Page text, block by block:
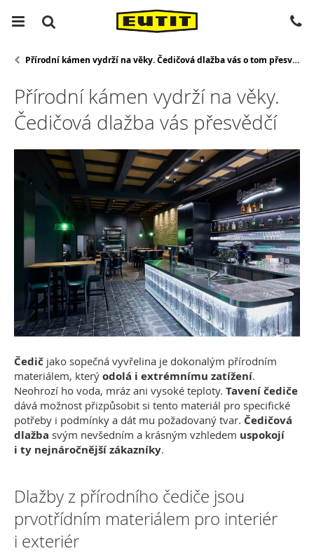
Přírodní kámen vydrží na věky. Čedičová dlažba vás o tom přesvědčí
Přírodní kámen vydrží na věky.
Čedičová dlažba vás přesvědčí
Čedič jako sopečná vyvřelina je dokonalým přírodním
materiálem, který odolá i extrémnímu zatížení.
Neohrozí ho voda, mráz ani vysoké teploty. Tavení čediče
dává možnost přizpůsobit si tento materiál pro specifické
potřeby i podmínky a dát mu požadovaný tvar. Čedičová
dlažba svým nevšedním a krásným vzhledem uspokojí
i ty nejnáročnější zákazníky.
Dlažby z přírodního čediče jsou
prvotřídním materiálem pro interiér
i exteriér